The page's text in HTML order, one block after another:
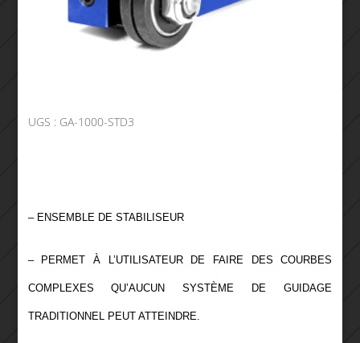
UGS : GA-1000-STD3
– ENSEMBLE DE STABILISEUR
– PERMET À L’UTILISATEUR DE FAIRE DES COURBES
COMPLEXES QU’AUCUN SYSTÈME DE GUIDAGE
TRADITIONNEL PEUT ATTEINDRE.